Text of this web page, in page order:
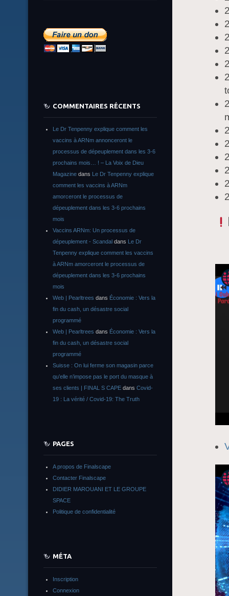
COMMENTAIRES RÉCENTS
Le Dr Tenpenny explique comment les
vaccins à ARNm annonceront le
processus de dépeuplement dans les 3-6
prochains mois… ! – La Voix de Dieu
Magazine dans Le Dr Tenpenny explique
comment les vaccins à ARNm
amorceront le processus de
dépeuplement dans les 3-6 prochains
mois
Vaccins ARNm: Un processus de
dépeuplement - Scandal dans Le Dr
Tenpenny explique comment les vaccins
à ARNm amorceront le processus de
dépeuplement dans les 3-6 prochains
mois
Web | Pearltrees dans Économie : Vers la
fin du cash, un désastre social
programmé
Web | Pearltrees dans Économie : Vers la
fin du cash, un désastre social
programmé
Suisse : On lui ferme son magasin parce
qu’elle n’impose pas le port du masque à
ses clients | FINAL S CAPE dans Covid-
19 : La vérité / Covid-19: The Truth
PAGES
A propos de Finalscape
Contacter Finalscape
DIDIER MAROUANI ET LE GROUPE
SPACE
Politique de confidentialité
MÉTA
Inscription
Connexion